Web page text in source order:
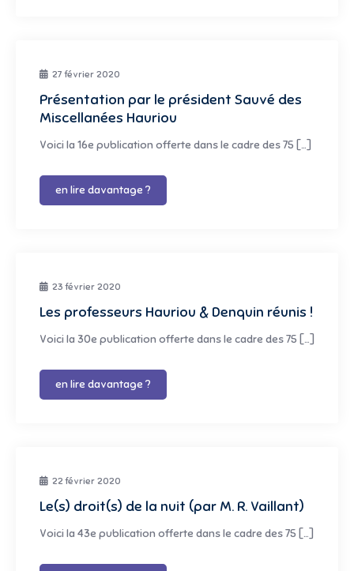
27 février 2020
Présentation par le président Sauvé des
Miscellanées Hauriou
Voici la 16e publication offerte dans le cadre des 75 […]
en lire davantage ?
23 février 2020
Les professeurs Hauriou & Denquin réunis !
Voici la 30e publication offerte dans le cadre des 75 […]
en lire davantage ?
22 février 2020
Le(s) droit(s) de la nuit (par M. R. Vaillant)
Voici la 43e publication offerte dans le cadre des 75 […]